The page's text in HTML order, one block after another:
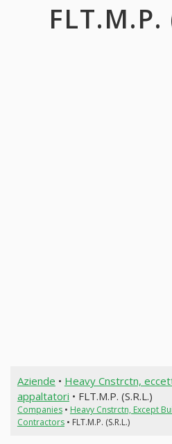
FLT.M.P.
Aziende • Heavy Cnstrctn,
appaltatori • FLT.M.P. (S.R.L.)
Companies• Heavy Cnstrctn, Except
Contractors• FLT.M.P. (S.R.L.)